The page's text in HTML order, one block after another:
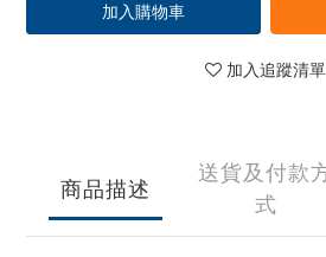
加入購物車
加入追蹤清單
商品描述
送貨及付款
式